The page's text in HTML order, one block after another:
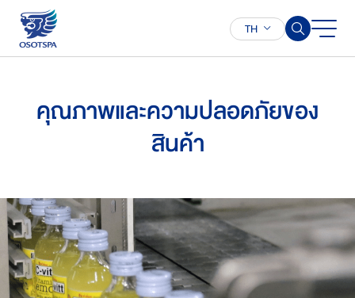
TH
ค้นหาในเว็บไซต์
คุณภาพและความปลอดภัยของ
สินค้า